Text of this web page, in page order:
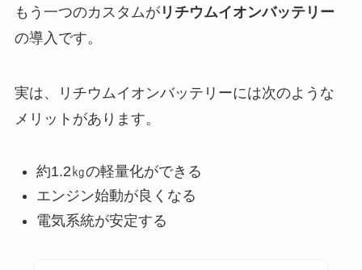
もう一つのカスタムがリチウムイオンバッテリー
の導入です。
実は、リチウムイオンバッテリーには次のような
メリットがあります。
約1.2㎏の軽量化ができる
エンジン始動が良くなる
電気系統が安定する